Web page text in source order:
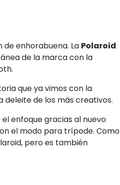
enhorabuena. La Polaroid
de la marca con la
que ya vimos con la
deleite de los más creativos.
enfoque gracias al nuevo
el modo para trípode. Como
pero es también